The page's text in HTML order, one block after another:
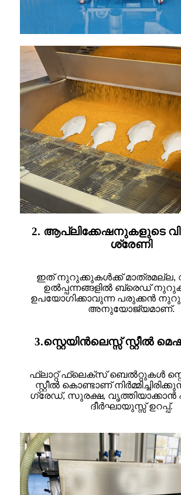
2. ആപ്ലിക്കേഷനുകളുടെ
ശ്രേണി
ഇത് നുറുക്കുകൾക്ക് മാത്രമല്ല,
ഉൽപ്പന്നങ്ങളിൽ ബ്രെഡ്
ഉപയോഗിക്കാവുന്ന പരുക്കൻ
അനുയോജ്യമാണ്.
3.സ്റ്റെയിൻലെസ്സ് സ്റ്റീൽ
ഫ്ലാറ്റ് ഫ്ലെക്സ് ബെൽറ്റുകൾ
സ്റ്റീൽ കൊണ്ടാണ്
ഗ്രേഡ്, സുരക്ഷ, വൃത്തിയാക്കാൻ
ദീർഘായുസ്സ് ഉറപ്പ്.